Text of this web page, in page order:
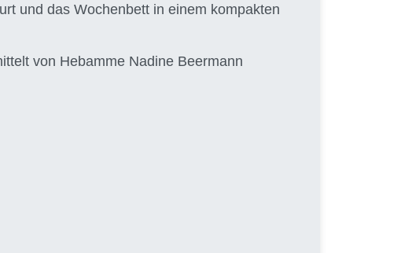
und das Wochenbett in einem kompakten
von Hebamme Nadine Beermann